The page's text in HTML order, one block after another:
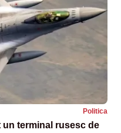
Politica
un terminal rusesc de